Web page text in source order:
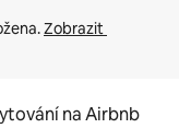
Zobrazit
na Airbnb